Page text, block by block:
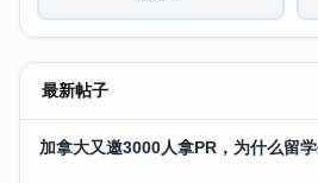
最新帖子
加拿大又邀3000人拿PR，为什么留